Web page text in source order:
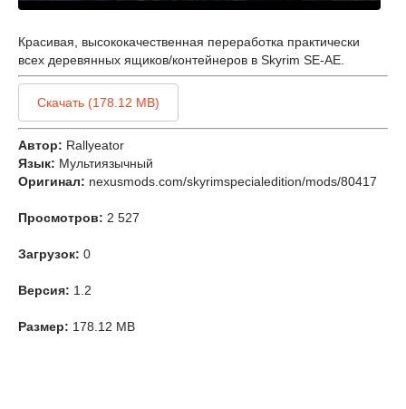
Красивая, высококачественная переработка практически
всех деревянных ящиков/контейнеров в Skyrim SE-AE.
Скачать (178.12 MB)
Автор: Rallyeator
Язык: Мультиязычный
Оригинал: nexusmods.com/skyrimspecialedition/mods/80417
Просмотров: 2 527
Загрузок: 0
Версия: 1.2
Размер: 178.12 MB